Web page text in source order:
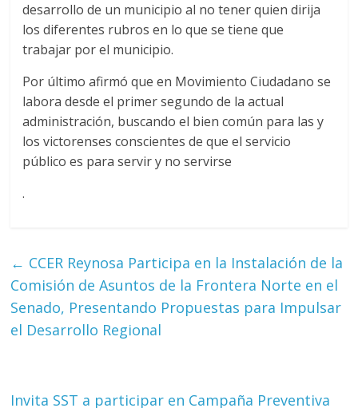
desarrollo de un municipio al no tener quien dirija
los diferentes rubros en lo que se tiene que
trabajar por el municipio.
Por último afirmó que en Movimiento Ciudadano se
labora desde el primer segundo de la actual
administración, buscando el bien común para las y
los victorenses conscientes de que el servicio
público es para servir y no servirse
.
← CCER Reynosa Participa en la Instalación de la
Comisión de Asuntos de la Frontera Norte en el
Senado, Presentando Propuestas para Impulsar
el Desarrollo Regional
Invita SST a participar en Campaña Preventiva